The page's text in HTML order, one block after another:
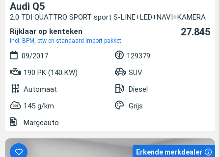
Audi Q5
2.0 TDI QUATTRO SPORT sport S-LINE+LED+NAVI+KAMERA
Rijklaar op kenteken
incl. BPM, btw en standaard import pakket
27.845
09/2017
129379
190 PK (140 KW)
SUV
Automaat
Diesel
145 g/km
Grijs
Margeauto
Erkende merkdealer